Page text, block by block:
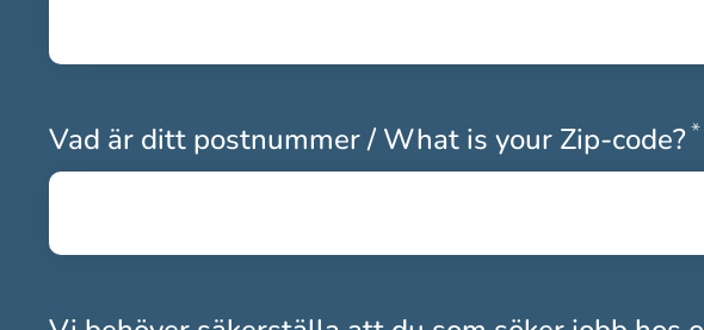
Vad är ditt postnummer / What is your Zip-code?*